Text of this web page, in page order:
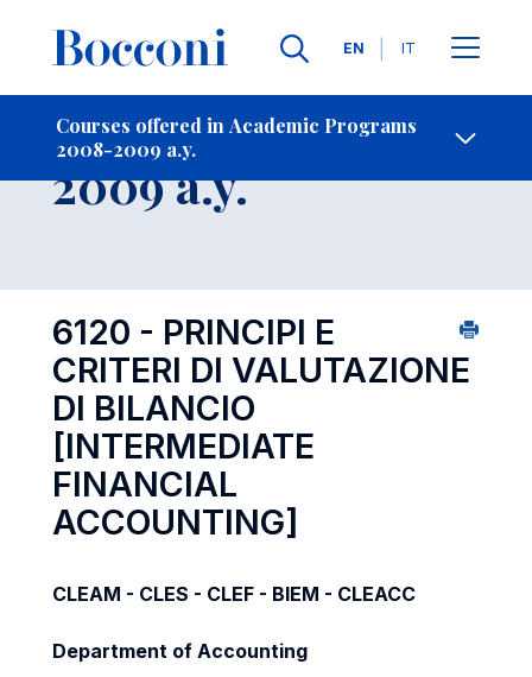
Languages
EN IT
Courses offered in Academic Programs
2008-2009 a.y.
- Contact Us
Course 2008-
2009 a.y.
6120 - PRINCIPI E
CRITERI DI VALUTAZIONE
DI BILANCIO
[INTERMEDIATE
FINANCIAL
ACCOUNTING]
CLEAM - CLES - CLEF - BIEM - CLEACC
Department of Accounting